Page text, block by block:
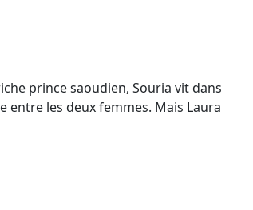
prince saoudien, Souria vit dans
entre les deux femmes. Mais Laura